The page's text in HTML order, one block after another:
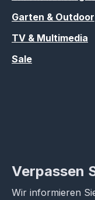
Garten & Outdoor
TV & Multimedia
Sale
Verpassen
Wir informieren